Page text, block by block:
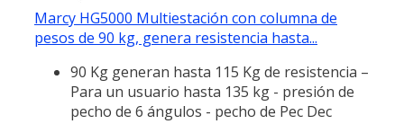
Marcy HG5000 Multiestación con columna de
pesos de 90 kg, genera resistencia hasta...
90 Kg generan hasta 115 Kg de resistencia –
Para un usuario hasta 135 kg - presión de
pecho de 6 ángulos - pecho de Pec Dec